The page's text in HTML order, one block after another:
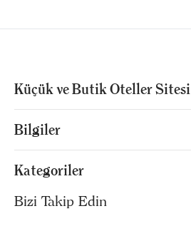
Küçük ve Butik Oteller Sitesi
Bilgiler
Kategoriler
Bizi Takip Edin